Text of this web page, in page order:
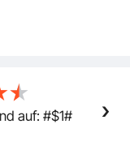
kann das
Energie.
Metall- oder
gehängt
Not-Ausschalter
auf: #$1#